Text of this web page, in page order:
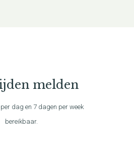
melden
dag en 7 dagen per week
bereikbaar.